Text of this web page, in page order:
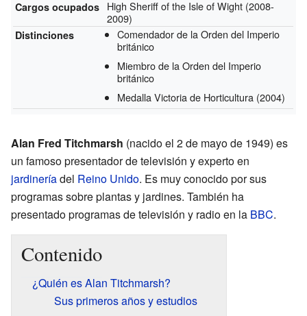
Cargos ocupados High Sheriff of the Isle of Wight (2008-
2009)
Distinciones
Comendador de la Orden del Imperio
británico
Miembro de la Orden del Imperio
británico
Medalla Victoria de Horticultura (2004)
Alan Fred Titchmarsh (nacido el 2 de mayo de 1949) es
un famoso presentador de televisión y experto en
jardineríadel Reino Unido. Es muy conocido por sus
programas sobre plantas y jardines. También ha
presentado programas de televisión y radio en la BBC.
Contenido
¿Quién es Alan Titchmarsh?
Sus primeros años y estudios